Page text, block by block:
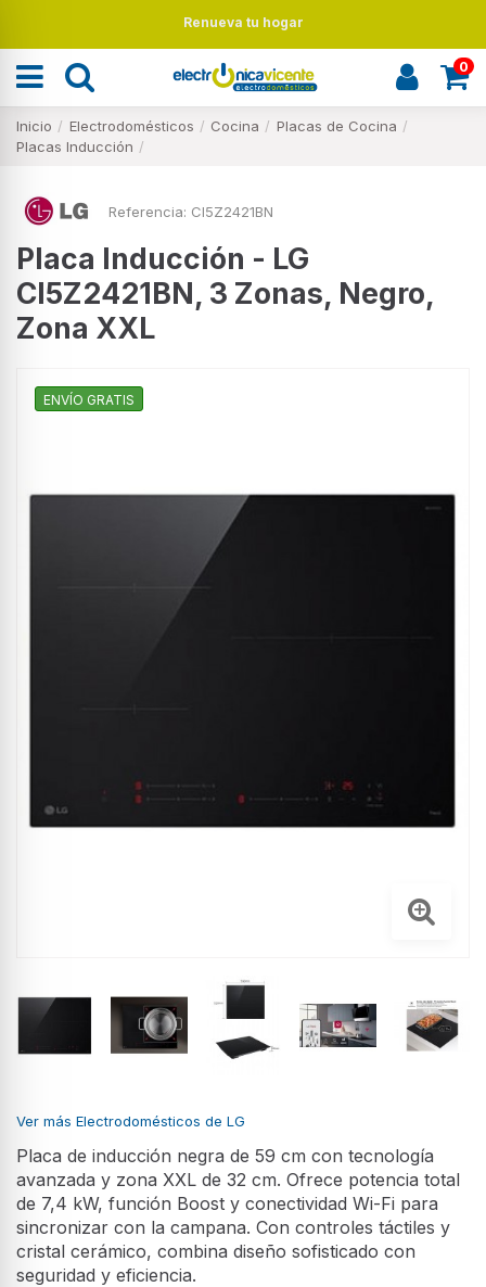
Renueva tu hogar
0
Inicio Electrodomésticos Cocina
Placas de Cocina
Placas Inducción
Referencia: CI5Z2421BN
Placa Inducción - LG
CI5Z2421BN, 3 Zonas, Negro,
Zona XXL
ENVÍO GRATIS
Ver más Electrodomésticos de LG
Placa de inducción negra de 59 cm con tecnología
avanzada y zona XXL de 32 cm. Ofrece potencia total
de 7,4 kW, función Boost y conectividad Wi-Fi para
sincronizar con la campana. Con controles táctiles y
cristal cerámico, combina diseño sofisticado con
seguridad y eficiencia.